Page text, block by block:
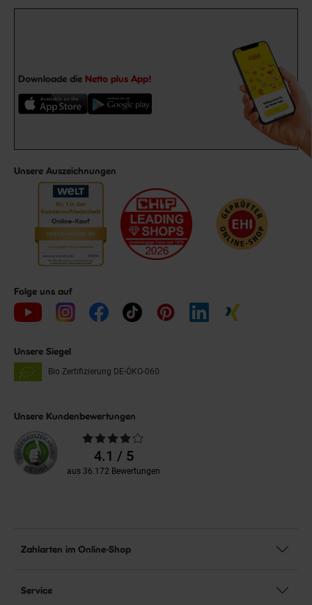
Downloade die Netto plus App!
Unsere Auszeichnungen
Folge uns auf
Unsere Siegel
Bio Zertifizierung DE-ÖKO-060
Unsere Kundenbewertungen
Durchschnittliche
Bewertungen4.1 / 5
aus 36.172 Bewertungen
Zahlarten im Online-Shop
Service